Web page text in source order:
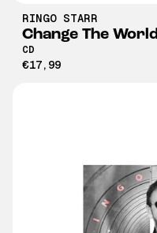
RINGO STARR
Change The World
CD
€17,99